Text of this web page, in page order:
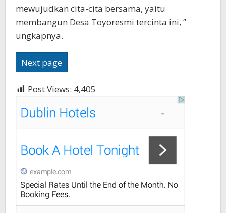
mewujudkan cita-cita bersama, yaitu
membangun Desa Toyoresmi tercinta ini, ”
ungkapnya.
Next page
Post Views: 4,405